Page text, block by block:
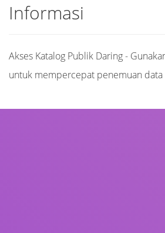
Informasi
Akses Katalog Publik Daring -
untuk mempercepat penemuan data